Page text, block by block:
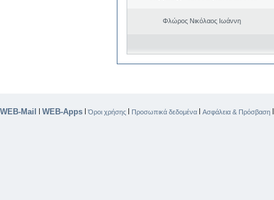
Φλώρος Νικόλαος Ιωάννη
WEB-Mail | WEB-Apps |Όροι χρήσης | Προσωπικά δεδομένα | Ασφάλεια & Πρόσβαση